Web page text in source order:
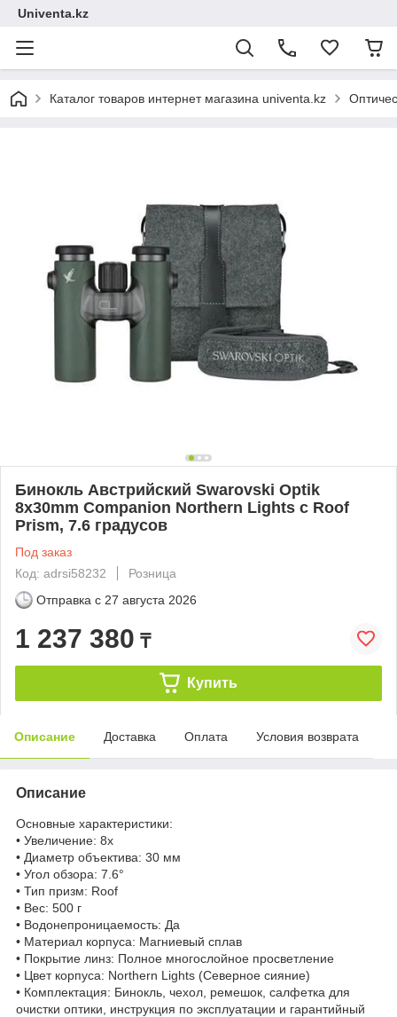
Univenta.kz
Каталог товаров интернет магазина univenta.kz
Бинокль Австрийский Swarovski Optik
8x30mm Companion Northern Lights с Roof
Prism, 7.6 градусов
Под заказ
Код: adrsi58232
Розница
Отправка с 27 августа 2026
1 237 380 ₸
Купить
Описание Доставка Оплата Условия возврата
Описание
Основные характеристики:
• Увеличение: 8x
• Диаметр объектива: 30 мм
• Угол обзора: 7.6°
• Тип призм: Roof
• Вес: 500 г
• Водонепроницаемость: Да
• Материал корпуса: Магниевый сплав
• Покрытие линз: Полное многослойное просветление
• Цвет корпуса: Northern Lights (Северное сияние)
• Комплектация: Бинокль, чехол, ремешок, салфетка для
очистки оптики, инструкция по эксплуатации и гарантийный